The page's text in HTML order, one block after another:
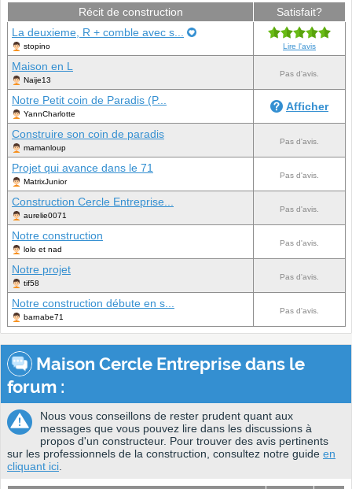
Récit de construction
Satisfait?
La deuxieme, R + comble avec s...
stopino Lire l'avis
Maison en L
Naije13
Pas d'avis.
Notre Petit coin de Paradis (P...
YannCharlotte
Afficher
Construire son coin de paradis
mamanloup
Pas d'avis.
Projet qui avance dans le 71
MatrixJunior
Pas d'avis.
Construction Cercle Entreprise...
aurelie0071
Pas d'avis.
Notre construction
lolo et nad
Pas d'avis.
Notre projet
tif58
Pas d'avis.
Notre construction débute en s...
barnabe71
Pas d'avis.
Maison Cercle Entreprise dans le
forum :
Nous vous conseillons de rester prudent quant aux
messages que vous pouvez lire dans les discussions à
propos d'un constructeur. Pour trouver des avis pertinents
sur les professionnels de la construction, consultez notre guide en
cliquant ici